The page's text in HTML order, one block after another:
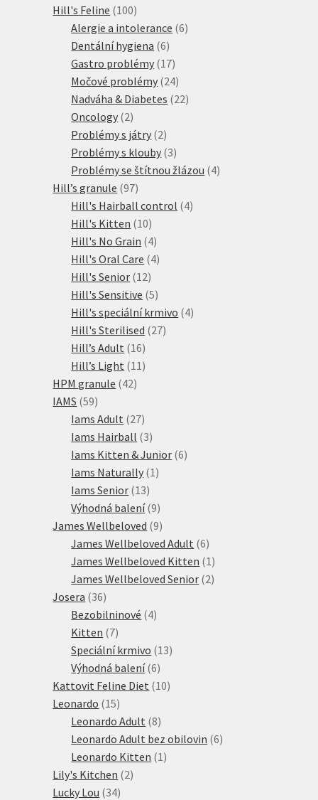
Hill's Feline 100100
produktů
Alergie a intolerance 66
Dentální hygiena 66
produktů
Gastro problémy 1717
produktů
Močové problémy 2424
produktů
Nadváha & Diabetes 2222
Oncology 22
produkty
Problémy s játry 22
produkty
Problémy s klouby 33
produkty
Problémy se štítnou žlázou 44
Hill’s granule 9797
produktů
Hill's Hairball control 44
Hill's Kitten 1010
produktů
Hill's No Grain 44
produkty
Hill's Oral Care 44
Hill's Senior 1212
produktů
Hill's Sensitive 55
produktů
Hill's speciální krmivo 44
Hill's Sterilised 2727
Hill’s Adult 1616
produktů
Hill’s Light 11 11
HPM granule 4242
IAMS 5959
produktů
Iams Adult 2727
produktů
Iams Hairball 33
produkty
Iams Kitten & Junior 66
Iams Naturally 1 1
Iams Senior 1313
produktů
Výhodná balení 99
produktů
James Wellbeloved 99
produktů
James Wellbeloved Adult 66
produktů
James Wellbeloved Kitten 1 1
produkt
James Wellbeloved Senior 22
Josera 3636
produktů
Bezobilninové 44
Kitten 77
produktů
Speciální krmivo 1313
Výhodná balení 66
produktů
Kattovit Feline Diet 1010
Leonardo 1515
produktů
Leonardo Adult 88
produktů
Leonardo Adult bez obilovin 66
Leonardo Kitten 1 1
Lily's Kitchen 22
Lucky Lou 3434